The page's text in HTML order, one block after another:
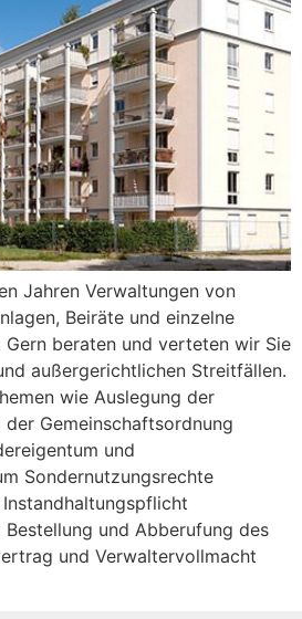
Jahren Verwaltungen von
Beiräte und einzelne
Gern beraten und verteten wir Sie
außergerichtlichen Streitfällen.
wie Auslegung der
Gemeinschaftsordnung
und
Sondernutzungsrechte
und Abberufung des
und Verwaltervollmacht